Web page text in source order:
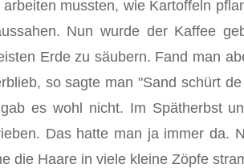
mussten, wie Kartoffeln
Nun wurde der Kaffee
Erde zu säubern. Fand man
so sagte man "Sand schürt
es wohl nicht. Im Spätherbst
Das hatte man ja immer
die Haare in viele kleine Zöpfe